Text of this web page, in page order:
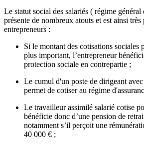
Le statut social des salariés ( régime
présente de nombreux atouts et est ainsi très
entrepreneurs :
Si le montant des cotisations sociales
plus important, l’entrepreneur
protection sociale en contrepartie ;
Le cumul d'un poste de dirigeant
permet de cotiser au régime
Le travailleur assimilé salarié cotise
bénéficie donc d’une pension de
notamment s’il perçoit une
40 000 € ;